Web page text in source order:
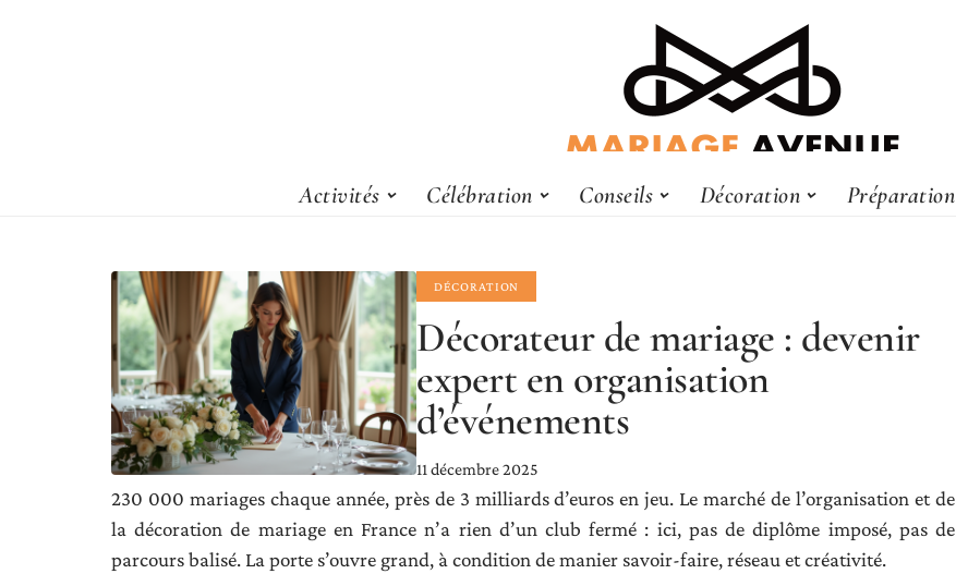
Activités Célébration Conseils Décoration Préparation
DÉCORATION
Décorateur de mariage : devenir
expert en organisation
d’événements
11 décembre 2025
230 000 mariages chaque année, près de 3 milliards d’euros en jeu. Le marché de l’organisation et de
la décoration de mariage en France n’a rien d’un club fermé : ici, pas de diplôme imposé, pas de
parcours balisé. La porte s’ouvre grand, à condition de manier savoir-faire, réseau et créativité.